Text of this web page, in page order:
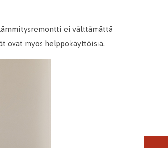
ei välttämättä
ovat myös helppokäyttöisiä.